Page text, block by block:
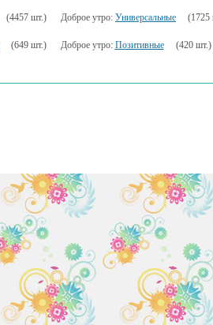
(4457 шт.) Доброе утро: Универсальные (1725
(649 шт.) Доброе утро: Позитивные (420 шт.)